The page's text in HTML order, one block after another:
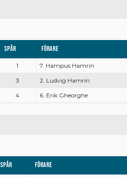
Spår Förare
1
7. Hampus Hamrin
3
2. Ludvig Hamrin
4
6. Erik Gheorghe
Spår Förare